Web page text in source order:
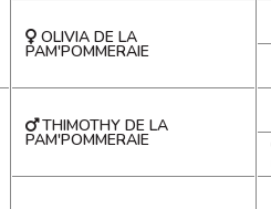
OLIVIA DE LA
PAM'POMMERAIE
THIMOTHY DE LA
PAM'POMMERAIE